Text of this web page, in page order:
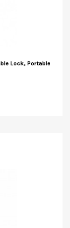
Lock, Portable